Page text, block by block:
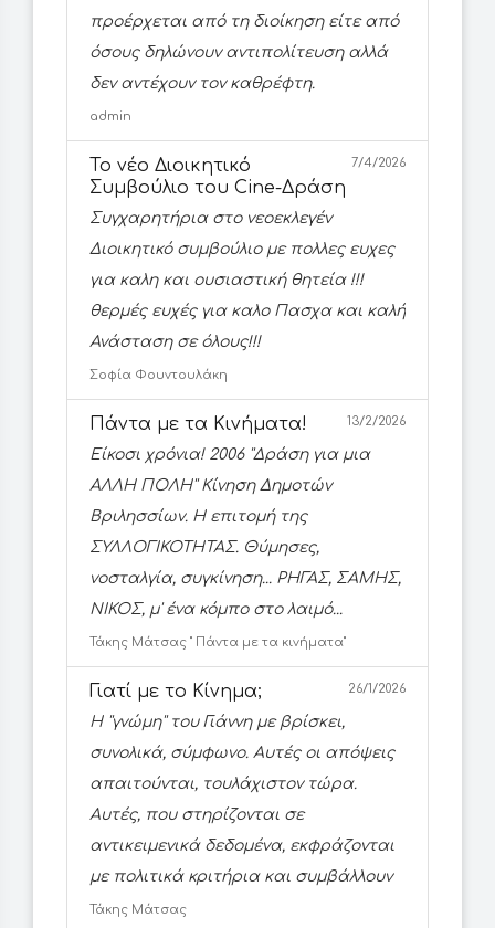
προέρχεται από τη διοίκηση είτε από
όσους δηλώνουν αντιπολίτευση αλλά
δεν αντέχουν τον καθρέφτη.
admin
Το νέο Διοικητικό
Συμβούλιο του Cine-Δράση
7/4/2026
Συγχαρητήρια στο νεοεκλεγέν
Διοικητικό συμβούλιο με πολλες ευχες
για καλη και ουσιαστική θητεία !!!
θερμές ευχές για καλο Πασχα και καλή
Ανάσταση σε όλους!!!
Σοφία Φουντουλάκη
Πάντα με τα Κινήματα! 13/2/2026
Είκοσι χρόνια! 2006 ''Δράση για μια
ΑΛΛΗ ΠΟΛΗ'' Κίνηση Δημοτών
Βριλησσίων. Η επιτομή της
ΣΥΛΛΟΓΙΚΟΤΗΤΑΣ. Θύμησες,
νοσταλγία, συγκίνηση... ΡΗΓΑΣ, ΣΑΜΗΣ,
ΝΙΚΟΣ, μ' ένα κόμπο στο λαιμό...
Τάκης Μάτσας '' Πάντα με τα κινήματα''
Γιατί με το Κίνημα; 26/1/2026
Η ''γνώμη'' του Γιάννη με βρίσκει,
συνολικά, σύμφωνο. Αυτές οι απόψεις
απαιτούνται, τουλάχιστον τώρα.
Αυτές, που στηρίζονται σε
αντικειμενικά δεδομένα, εκφράζονται
με πολιτικά κριτήρια και συμβάλλουν
Τάκης Μάτσας